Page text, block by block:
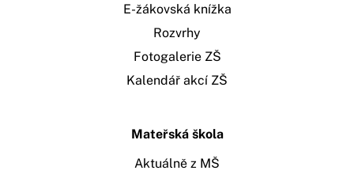
E-žákovská knížka
Rozvrhy
Fotogalerie ZŠ
Kalendář akcí ZŠ
Mateřská škola
Aktuálně z MŠ